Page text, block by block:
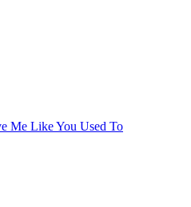
Me Like You Used To